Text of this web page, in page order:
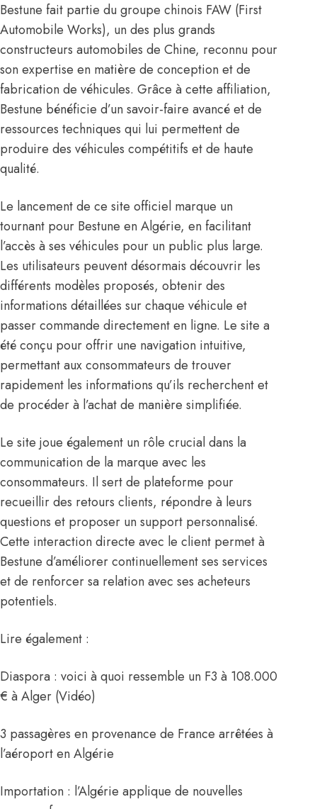
Bestune fait partie du groupe chinois FAW (First
Automobile Works), un des plus grands
constructeurs automobiles de Chine, reconnu pour
son expertise en matière de conception et de
fabrication de véhicules. Grâce à cette affiliation,
Bestune bénéficie d’un savoir-faire avancé et de
ressources techniques qui lui permettent de
produire des véhicules compétitifs et de haute
qualité.
Le lancement de ce site officiel marque un
tournant pour Bestune en Algérie, en facilitant
l’accès à ses véhicules pour un public plus large.
Les utilisateurs peuvent désormais découvrir les
différents modèles proposés, obtenir des
informations détaillées sur chaque véhicule et
passer commande directement en ligne. Le site a
été conçu pour offrir une navigation intuitive,
permettant aux consommateurs de trouver
rapidement les informations qu’ils recherchent et
de procéder à l’achat de manière simplifiée.
Le site joue également un rôle crucial dans la
communication de la marque avec les
consommateurs. Il sert de plateforme pour
recueillir des retours clients, répondre à leurs
questions et proposer un support personnalisé.
Cette interaction directe avec le client permet à
Bestune d’améliorer continuellement ses services
et de renforcer sa relation avec ses acheteurs
potentiels.
Lire également :
Diaspora : voici à quoi ressemble un F3 à 108.000
€ à Alger (Vidéo)
3 passagères en provenance de France arrêtées à
l’aéroport en Algérie
Importation : l’Algérie applique de nouvelles